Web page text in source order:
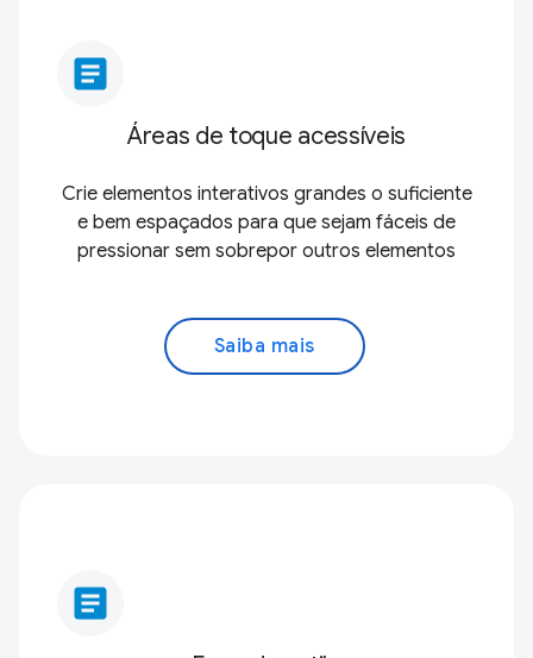
article
Áreas de toque acessíveis
Crie elementos interativos grandes o suficiente
e bem espaçados para que sejam fáceis de
pressionar sem sobrepor outros elementos
Saiba mais
article